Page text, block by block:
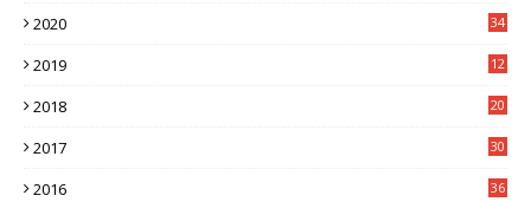
2020 34
2019
12
2018
20
2017
30
2016
36